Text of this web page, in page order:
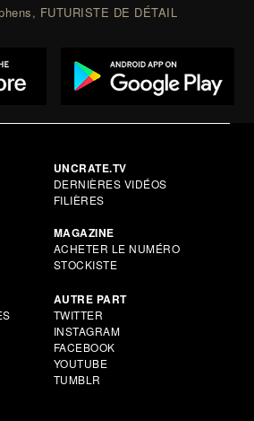
FUTURISTE DE DÉTAIL
UNCRATE.TV
DERNIÈRES VIDÉOS
FILIÈRES
MAGAZINE
ACHETER LE NUMÉRO
STOCKISTE
AUTRE PART
TWITTER
INSTAGRAM
FACEBOOK
YOUTUBE
TUMBLR